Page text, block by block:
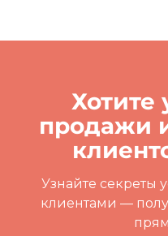
Хотите
продажи
Узнайте секреты
клиентами —